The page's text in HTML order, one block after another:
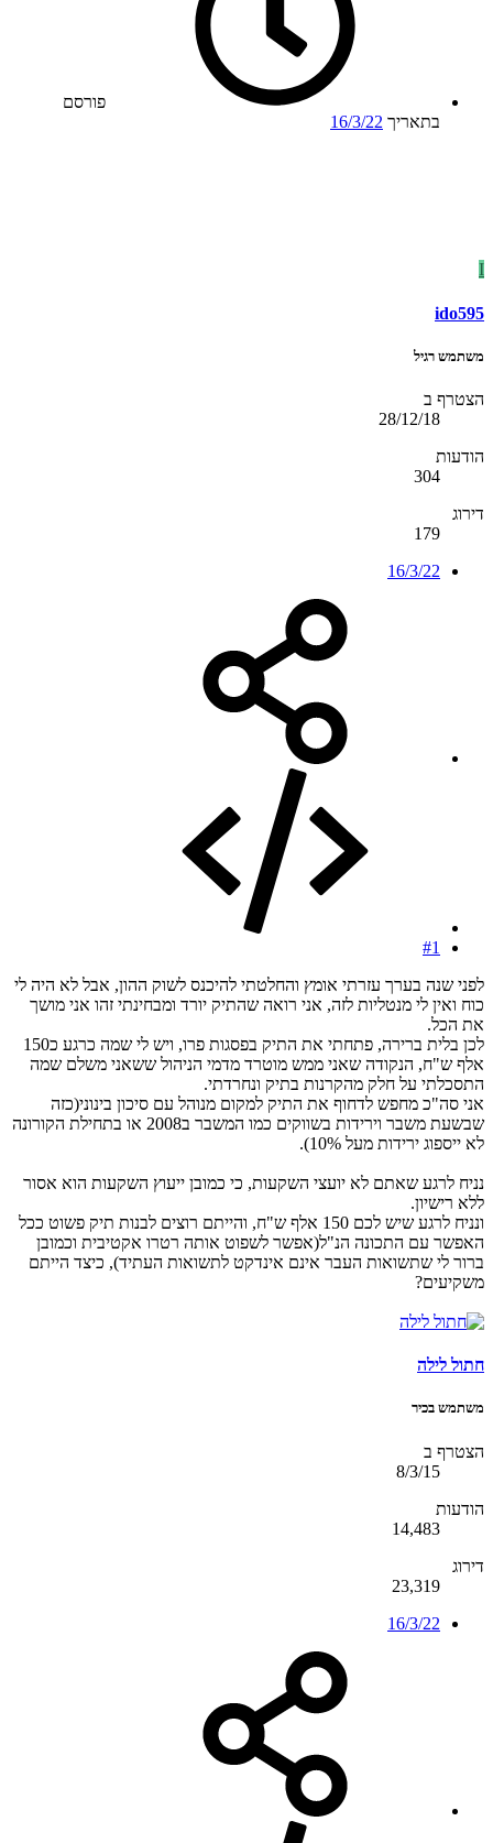
פורסם
בתאריך 16/3/22
I
ido595
משתמש רגיל
הצטרף ב
28/12/18
הודעות
304
דירוג
179
16/3/22
#1
לפני שנה בערך עזרתי אומץ והחלטתי להיכנס לשוק ההון, אבל לא היה לי
כוח ואין לי מנטליות לזה, אני רואה שהתיק יורד ומבחינתי זהו אני מושך
את הכל.
לכן בלית ברירה, פתחתי את התיק בפסגות פרו, ויש לי שמה כרגע כ150
אלף ש"ח, הנקודה שאני ממש מוטרד מדמי הניהול ששאני משלם שמה
התסכלתי על חלק מהקרנות בתיק ונחרדתי.
אני סה"כ מחפש לדחוף את התיק למקום מנוהל עם סיכון בינוני(כזה
שבשעת משבר וירידות בשווקים כמו המשבר ב2008 או בתחילת הקורונה
לא ייספוג ירידות מעל 10%).
נניח לרגע שאתם לא יועצי השקעות, כי כמובן ייעוץ השקעות הוא אסור
ללא רישיון.
ונניח לרגע שיש לכם 150 אלף ש"ח, והייתם רוצים לבנות תיק פשוט ככל
האפשר עם התכונה הנ"ל(אפשר לשפוט אותה רטרו אקטיבית וכמובן
ברור לי שתשואות העבר אינם אינדקט לתשואות העתיד), כיצד הייתם
משקיעים?
חתול לילה
משתמש בכיר
הצטרף ב
8/3/15
הודעות
14,483
דירוג
23,319
16/3/22